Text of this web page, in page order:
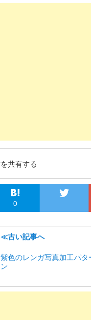
共有する
0
≪古い記事へ
紫色のレンガ写真加工パタ
ン